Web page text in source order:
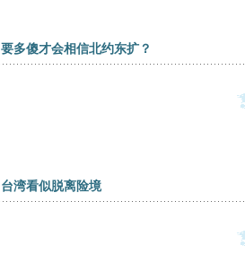
要多傻才会相信北约东扩？
台湾看似脱离险境